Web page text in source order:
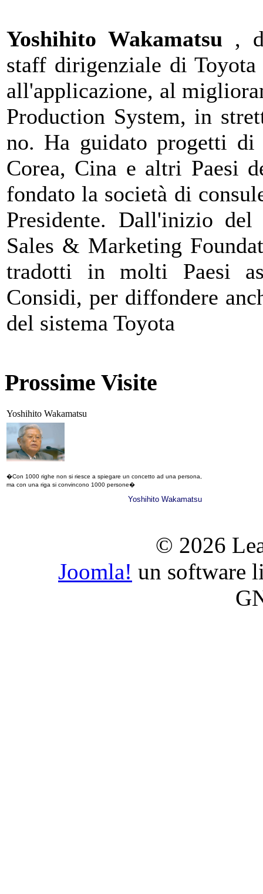
Yoshihito Wakamatsu ,
staff dirigenziale di
all'applicazione, al
Production System, in
no. Ha guidato progetti di
Corea, Cina e altri Paesi
fondato la società di
Presidente. Dall'inizio
Sales & Marketing
tradotti in molti Paesi
Considi, per diffondere
del sistema Toyota
Prossime Visite
Yoshihito Wakamatsu
�Con 1000 righe non si riesce a spiegare un concetto ad una persona,
ma con una riga si convincono 1000 persone�
Yoshihito Wakamatsu
© 2026
Joomla! un software